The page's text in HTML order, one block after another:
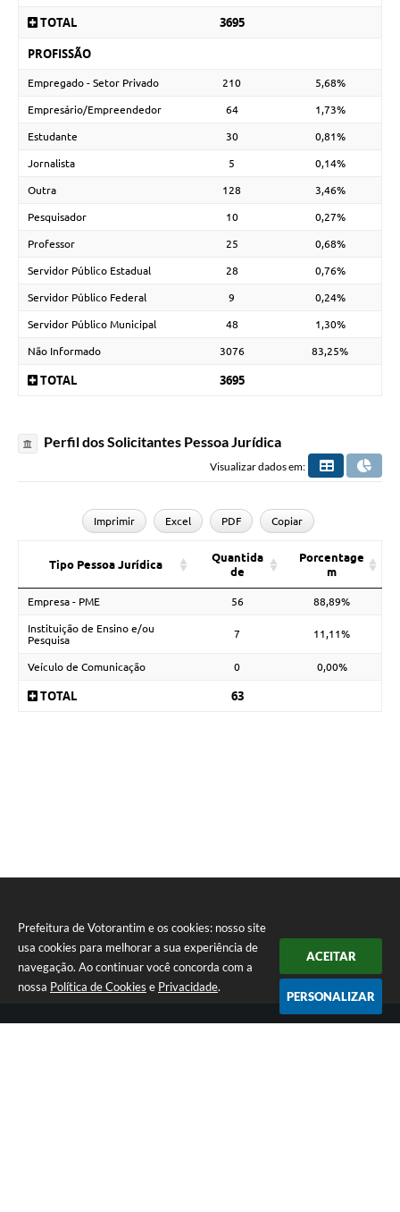
Prefeitura de Votorantim e os cookies: nosso site
usa cookies para melhorar a sua experiência de
navegação. Ao continuar você concorda com a
nossa Política de Cookies e Privacidade.
ACEITAR
PERSONALIZAR
TOTAL
3695
PROFISSÃO
Empregado - Setor Privado 210 5,68%
Empresário/Empreendedor 64 1,73%
Estudante 30 0,81%
Jornalista 5 0,14%
Outra 128 3,46%
Pesquisador 10 0,27%
Professor 25 0,68%
Servidor Público Estadual 28 0,76%
Servidor Público Federal 9 0,24%
Servidor Público Municipal 48 1,30%
Não Informado 3076 83,25%
TOTAL 3695
Perfil dos Solicitantes Pessoa Jurídica
Visualizar dados em:
Imprimir Excel PDF Copiar
Tipo Pessoa Jurídica
Quantida
de
Porcentage
m
Empresa - PME 56 88,89%
Instituição de Ensino e/ou
Pesquisa
7 11,11%
Veículo de Comunicação 0 0,00%
TOTAL 63